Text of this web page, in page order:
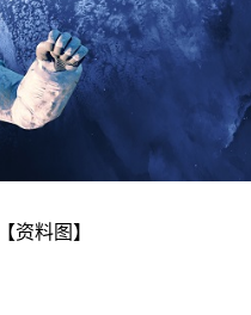
【资料图】